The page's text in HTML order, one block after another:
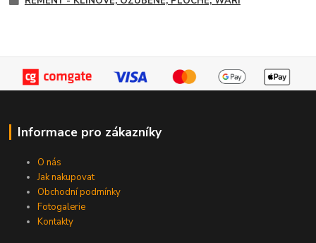
Informace pro zákazníky
O nás
Jak nakupovat
Obchodní podmínky
Fotogalerie
Kontakty